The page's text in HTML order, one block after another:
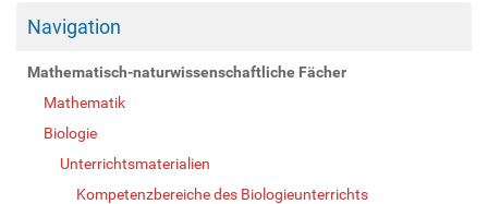
Navigation
Mathematisch-naturwissenschaftliche Fächer
Mathematik
Biologie
Unterrichtsmaterialien
Kompetenzbereiche des Biologieunterrichts